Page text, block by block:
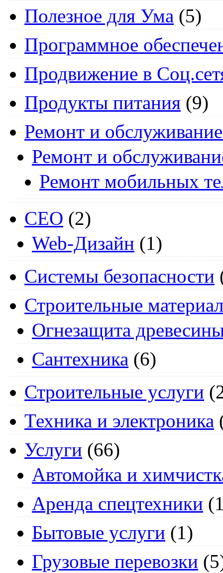
Полезное для Ума (5)
Программное
Продвижение в
Продукты питания (9)
Ремонт и
Ремонт и
Ремонт мобильных
СЕО (2)
Web-Дизайн (1)
Системы безопасности
Строительные
Огнезащита
Сантехника (6)
Строительные услуги
Техника и электроника
Услуги (66)
Автомойка и
Аренда спецтехники
Бытовые услуги (1)
Грузовые перевозки